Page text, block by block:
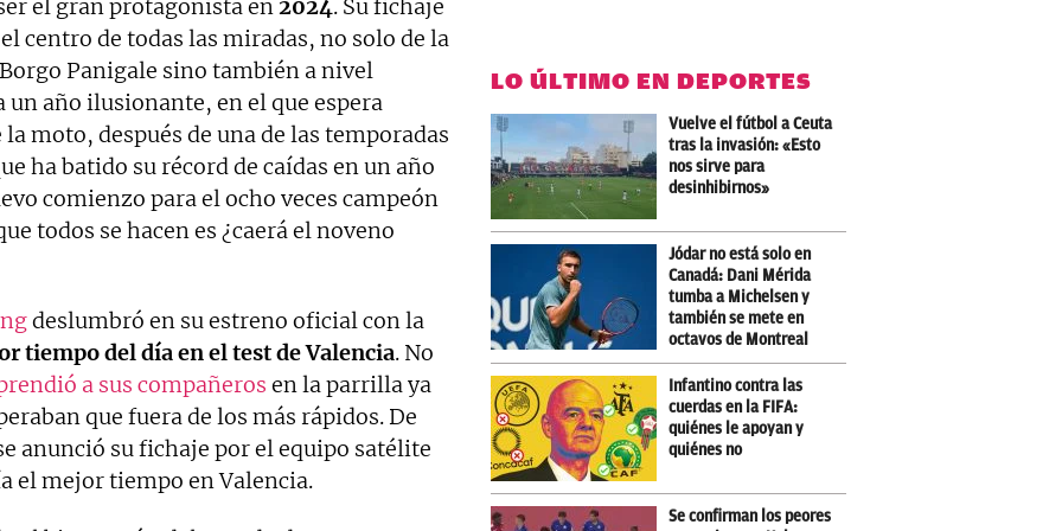
el gran protagonista en2024. Su fichaje
centro de todas las miradas, no solo de la
Panigale sino también a nivel
año ilusionante, en el que espera
moto, después de una de las temporadas
ha batido su récord de caídas en un año
comienzo para el ocho veces campeón
todos se hacen es ¿caerá el noveno
deslumbró en su estreno oficial con la
tiempo del día en el test de Valencia. No
a sus compañeros en la parrilla ya
que fuera de los más rápidos. De
anunció su fichaje por el equipo satélite
el mejor tiempo en Valencia.
LO ÚLTIMO EN DEPORTES
Vuelve el fútbol a Ceuta
tras la invasión: «Esto
nos sirve para
desinhibirnos»
Jódar no está solo en
Canadá: Dani Mérida
tumba a Michelsen y
también se mete en
octavos de Montreal
Infantino contra las
cuerdas en la FIFA:
quiénes le apoyan y
quiénes no
Se confirman los peores